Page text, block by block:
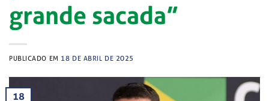
grande sacada”
PUBLICADO EM 18 DE ABRIL DE 2025
18